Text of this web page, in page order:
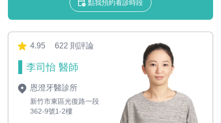
點我預約看診時段
4.95 622 則評論
李司怡 醫師
恩澄牙醫診所
新竹市東區光復路一段
362-9號1-2樓